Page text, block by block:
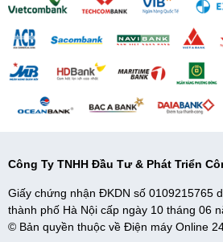
Máy lọc không khívới thiết kế 3 miệng
- bên phải), cho phép hút vào một lượng
nhanh chóng làm sạch không khí trong
lọc khí.
Nhờ vào thiết kế 3 hướng hút, bạn có thể
vẫn đảm bảo hiệu suất lọc khí đạt mức
Công Ty TNHH Đầu Tư & Phát Triển
Giấy chứng nhận ĐKDN số 0109215765
thành phố Hà Nội cấp ngày 10 tháng 06
© Bản quyền thuộc về Điện máy Online